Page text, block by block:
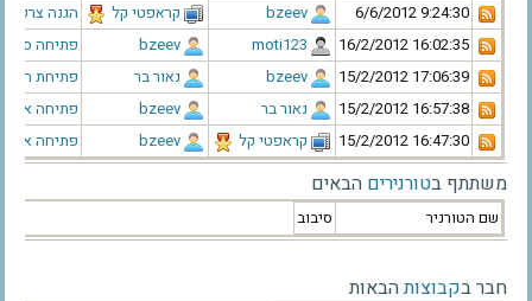
‫6/6/2012 9:24:30‬
‫bzeev‬ ‫קראפטי קל‬
הגנה
‫16/2/2012 16:02:35‬
‫moti123‬
‫bzeev‬
פתיחה
‫15/2/2012 17:06:39‬
‫bzeev‬ ‫נאור בר‬
פתיחת הרץ
‫15/2/2012 16:57:38‬
‫נאור בר‬ ‫bzeev‬
פתיחה
‫15/2/2012 16:47:30‬
‫קראפטי קל‬ ‫bzeev‬ פתיחה
משתתף בטורנירים הבאים
שם הטורניר סיבוב
חבר בקבוצותהבאות